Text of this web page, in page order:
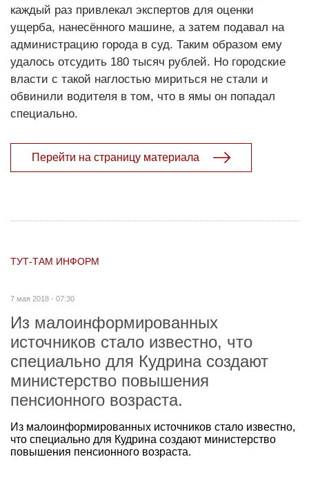
каждый раз привлекал экспертов для оценки
ущерба, нанесённого машине, а затем подавал на
администрацию города в суд. Таким образом ему
удалось отсудить 180 тысяч рублей. Но городские
власти с такой наглостью мириться не стали и
обвинили водителя в том, что в ямы он попадал
специально.
Перейти на страницу материала
ТУТ-ТАМ ИНФОРМ
7 мая 2018 - 07:30
Из малоинформированных
источников стало известно, что
специально для Кудрина создают
министерство повышения
пенсионного возраста.
Из малоинформированных источников стало известно,
что специально для Кудрина создают министерство
повышения пенсионного возраста.